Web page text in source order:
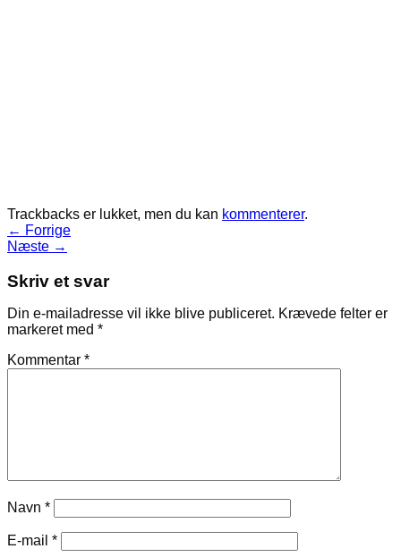
Trackbacks er lukket, men du kan kommenterer.
← Forrige
Næste →
Skriv et svar
Din e-mailadresse vil ikke blive publiceret. Krævede felter er
markeret med *
Kommentar *
Navn *
E-mail *